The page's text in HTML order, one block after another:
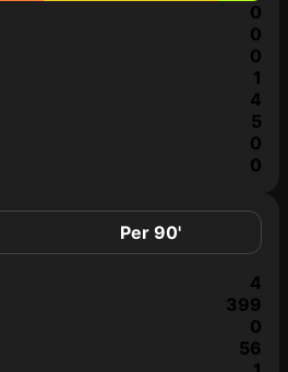
0
0
0
1
4
5
0
0
Per 90'
4
399
0
56